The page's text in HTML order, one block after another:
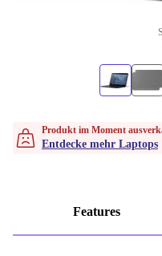
Produkt im Moment
Entdecke mehr Laptops
Features